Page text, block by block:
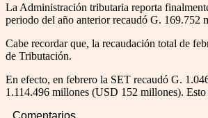
La Administración tributaria reporta
periodo del año anterior recaudó G. 169.752
Cabe recordar que, la recaudación total de
de Tributación.
En efecto, en febrero la SET recaudó G.
1.114.496 millones (USD 152 millones).
Comentarios